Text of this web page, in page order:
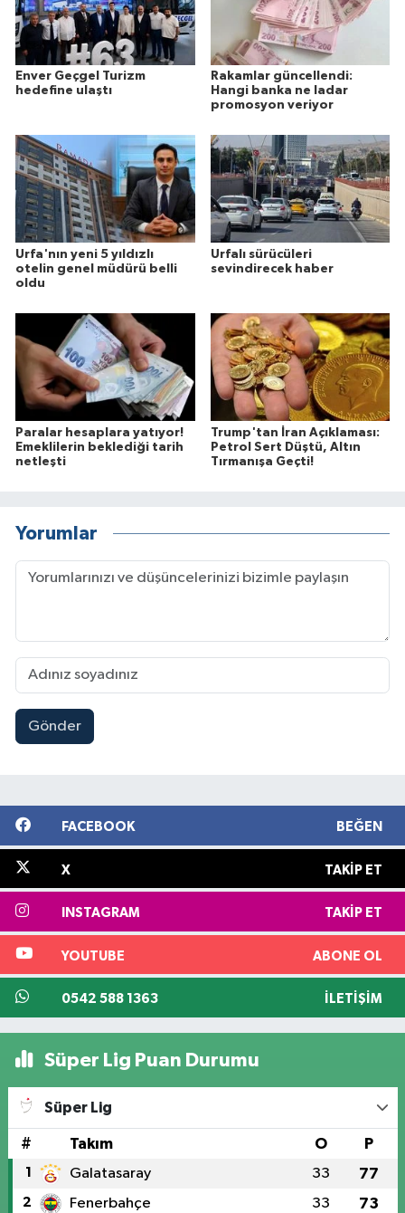
Enver Geçgel Turizm
hedefine ulaştı
Rakamlar güncellendi:
Hangi banka ne ladar
promosyon veriyor
Urfa'nın yeni 5 yıldızlı
otelin genel müdürü belli
oldu
Urfalı sürücüleri
sevindirecek haber
Paralar hesaplara yatıyor!
Emeklilerin beklediği tarih
netleşti
Trump'tan İran Açıklaması:
Petrol Sert Düştü, Altın
Tırmanışa Geçti!
Yorumlar
Gönder
FACEBOOK BEĞEN
X TAKIP ET
INSTAGRAM TAKIP ET
YOUTUBE ABONE OL
0542 588 1363 İLETIŞIM
Süper Lig Puan Durumu
Süper Lig
# Takım O P
1 Galatasaray 33 77
2 Fenerbahçe 33 73